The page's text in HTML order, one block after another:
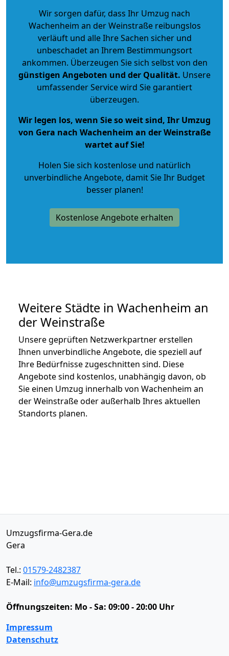
Wir sorgen dafür, dass Ihr Umzug nach
Wachenheim an der Weinstraße reibungslos
verläuft und alle Ihre Sachen sicher und
unbeschadet an Ihrem Bestimmungsort
ankommen. Überzeugen Sie sich selbst von den
günstigen Angeboten und der Qualität. Unsere
umfassender Service wird Sie garantiert
überzeugen.
Wir legen los, wenn Sie so weit sind, Ihr Umzug
von Gera nach Wachenheim an der Weinstraße
wartet auf Sie!
Holen Sie sich kostenlose und natürlich
unverbindliche Angebote, damit Sie Ihr Budget
besser planen!
Kostenlose Angebote erhalten
Weitere Städte in Wachenheim an
der Weinstraße
Unsere geprüften Netzwerkpartner erstellen
Ihnen unverbindliche Angebote, die speziell auf
Ihre Bedürfnisse zugeschnitten sind. Diese
Angebote sind kostenlos, unabhängig davon, ob
Sie einen Umzug innerhalb von Wachenheim an
der Weinstraße oder außerhalb Ihres aktuellen
Standorts planen.
Umzugsfirma-Gera.de
Gera
Tel.: 01579-2482387
E-Mail: info@umzugsfirma-gera.de
Öffnungszeiten: Mo - Sa: 09:00 - 20:00 Uhr
Impressum
Datenschutz